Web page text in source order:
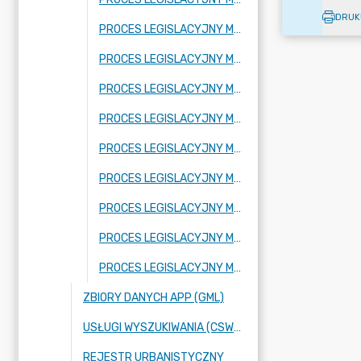
PROCES LEGISLACYJNY MPZP OBEJMUJĄCY FRAGMENT MIEJSCOWOŚCI ADAMÓW-PARCEL ORAZ FRAGMENT MIEJSCOWOŚCI BUDY JÓZEFOWSKIE
PROCES LEGISLACYJNY MPZP OBEJMUJĄCY FRAGMENT MIEJSCOWOŚCI RADZIEJOWICE
PROCES LEGISLACYJNY MPZP OBEJMUJĄCY FRAGMENT MIEJSCOWOŚCI KRZYŻÓWKA
PROCES LEGISLACYJNY MPZP OBEJMUJĄCY FRAGMENT MIEJSCOWOŚCI BENENARD
PROCES LEGISLACYJNY MPZP OBEJMUJĄCY FRAGMENT MIEJSCOWOŚCI KORYTÓW A
PROCES LEGISLACYJNY MPZP OBEJMUJĄCY FRAGMENT MIEJSCOWOŚCI FRAGMENT MIEJSCOWOŚCI KURANÓW
PROCES LEGISLACYJNY MPZP OBEJMUJĄCY FRAGMENT MIEJSCOWOŚCI NOWE BUDY ORAZ FRAGMENT MIEJSCOWOŚCI BUDY JÓZEFOWSKIE
PROCES LEGISLACYJNY MPZP OBEJMUJĄCY FRAGMENTY MIEJSCOWOŚCI: KUKLÓWKA ZARZECZNA ORAZ BUDY JÓZEFOWSKIE
PROCES LEGISLACYJNY MPZP OBEJMUJĄCY FRAGMENT MIEJSCOWOŚCI NOWE BUDY
ZBIORY DANYCH APP (GML)
USŁUGI WYSZUKIWANIA (CSW), PRZEGLĄDANIA (WMS) ORAZ POBIERANIA (WFS),
REJESTR URBANISTYCZNY